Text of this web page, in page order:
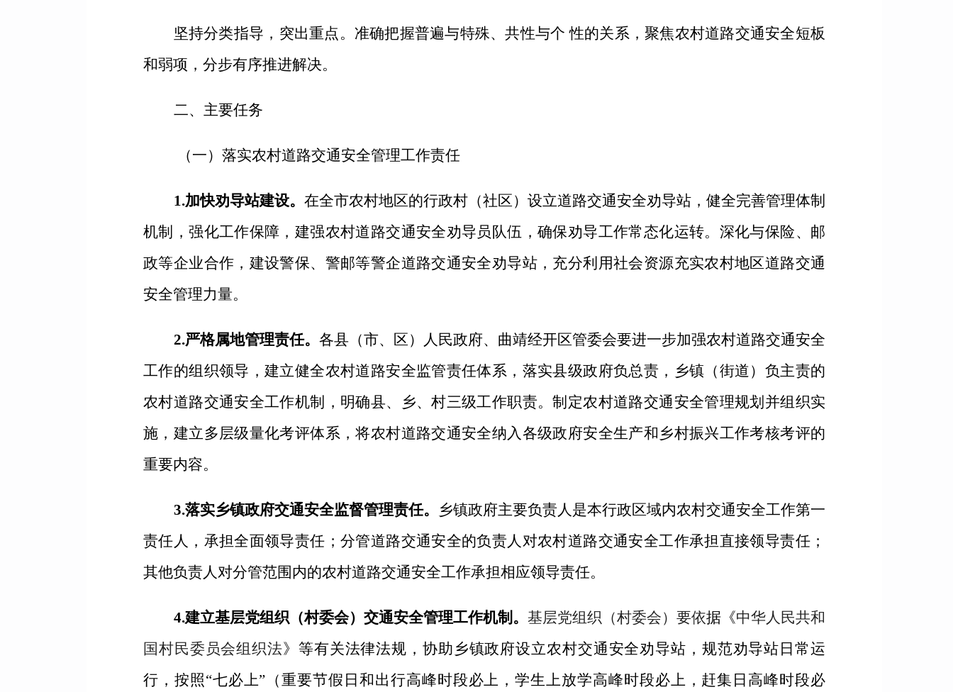
坚持分类指导，突出重点。准确把握普遍与特殊、共性与个 性的关系，聚焦农村道路交通安全短板
和弱项，分步有序推进解决。
二、主要任务
（一）落实农村道路交通安全管理工作责任
1.加快劝导站建设。 在全市农村地区的行政村（社区）设立道路交通安全劝导站，健全完善管理体制
机制，强化工作保障，建强农村道路交通安全劝导员队伍，确保劝导工作常态化运转。深化与保险、邮
政等企业合作，建设警保、警邮等警企道路交通安全劝导站，充分利用社会资源充实农村地区道路交通
安全管理力量。
2.严格属地管理责任。 各县（市、区）人民政府、曲靖经开区管委会要进一步加强农村道路交通安全
工作的组织领导，建立健全农村道路安全监管责任体系，落实县级政府负总责，乡镇（街道）负主责的
农村道路交通安全工作机制，明确县、乡、村三级工作职责。制定农村道路交通安全管理规划并组织实
施，建立多层级量化考评体系，将农村道路交通安全纳入各级政府安全生产和乡村振兴工作考核考评的
重要内容。
3.落实乡镇政府交通安全监督管理责任。
乡镇政府主要负责人是本行政区域内农村交通安全工作第一
责任人，承担全面领导责任；分管道路交通安全的负责人对农村道路交通安全工作承担直接领导责任；
其他负责人对分管范围内的农村道路交通安全工作承担相应领导责任。
4.建立基层党组织（村委会） 交通安全管理工作机制。 基层党组织（村委会）要依据《中华人民共和
国村民委员会组织法》等有关法律法规，协助乡镇政府设立农村交通安全劝导站，规范劝导站日常运
行，按照“七必上”（重要节假日和出行高峰时段必上，学生上放学高峰时段必上，赶集日高峰时段必